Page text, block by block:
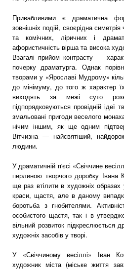
Привабливими є драматична
зовнішніх подій, своєрідна
та комічних, ліричних і
афористичність вірша та висока
Взагалі прийом контрасту —
почерку драматурга. Однак
творами у «Ярославі Мудрому»
до мінімуму, до того ж характер
виходять за межі суто
підпорядковуються провідній ідеї
змальовані пригоди веселого
нічим іншим, як ще одним
Вітчизна — найсвятіший,
людини.
У драматичній п'єсі «Свіччине
перлиною творчого доробку Івана
ще раз втілити в художніх
краси, щастя, але в даному
боротьба з гнобителями.
особистого щастя, так і в
вільний розвиток підкреслюється
художніх засобів у творі.
У «Свіччиному весіллі» Іван
художник міста (міське життя